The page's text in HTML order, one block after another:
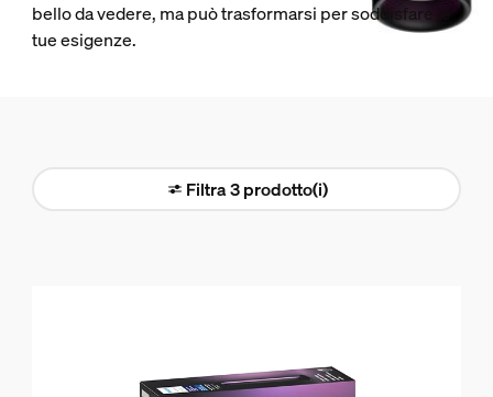
bello da vedere, ma può trasformarsi per soddisfare le
tue esigenze.
Filtra 3 prodotto(i)